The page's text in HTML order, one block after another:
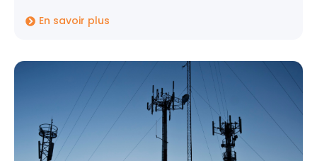
En savoir plus